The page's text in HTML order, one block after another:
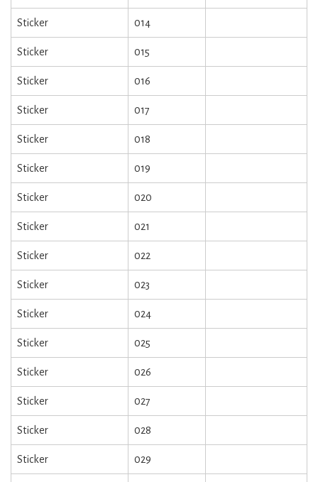
Sticker 014
Sticker 015
Sticker 016
Sticker 017
Sticker 018
Sticker 019
Sticker 020
Sticker 021
Sticker 022
Sticker 023
Sticker 024
Sticker 025
Sticker 026
Sticker 027
Sticker 028
Sticker 029